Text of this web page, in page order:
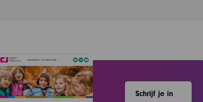
Schrijf je in